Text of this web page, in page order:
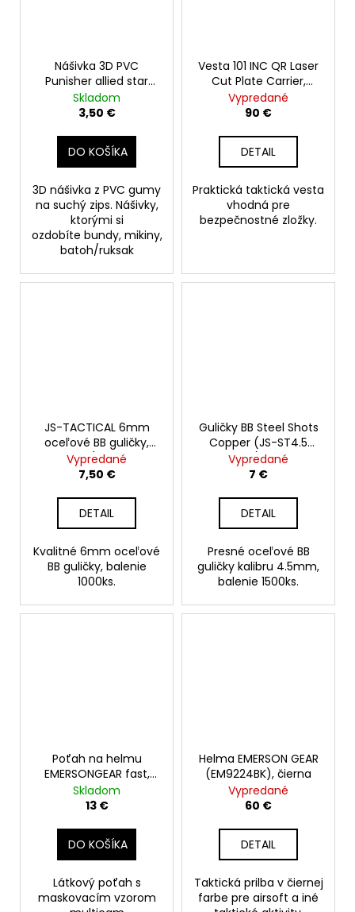
Nášivka 3D PVC
Punisher allied star
green
Skladom
3,50 €
DO KOŠÍKA
3D nášivka z PVC gumy
na suchý zips. Nášivky,
ktorými si
ozdobíte bundy, mikiny,
batoh/ruksak
Vesta 101 INC QR Laser
Cut Plate Carrier,
čierna
Vypredané
90 €
DETAIL
Praktická taktická vesta
vhodná pre
bezpečnostné zložky.
JS-TACTICAL 6mm
oceľové BB guličky,
1000ks (JS-ST6.0
BB1000)
Vypredané
7,50 €
DETAIL
Kvalitné 6mm oceľové
BB guličky, balenie
1000ks.
Guličky BB Steel Shots
Copper (JS-ST4.5
BB1500) 1500ks
oceľové 4,5mm
Vypredané
7 €
DETAIL
Presné oceľové BB
guličky kalibru 4.5mm,
balenie 1500ks.
Poťah na helmu
EMERSONGEAR fast,
multicam
Skladom
13 €
DO KOŠÍKA
Látkový poťah s
maskovacím vzorom
Helma EMERSON GEAR
(EM9224BK), čierna
Vypredané
60 €
DETAIL
Taktická prilba v čiernej
farbe pre airsoft a iné